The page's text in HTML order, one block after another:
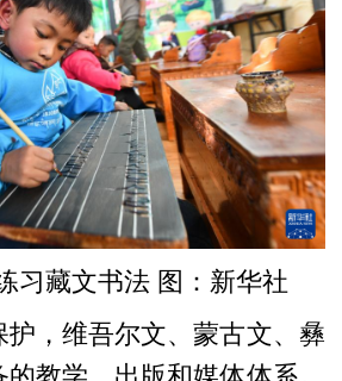
习藏文书法 图：新华社
，维吾尔文、蒙古文、彝